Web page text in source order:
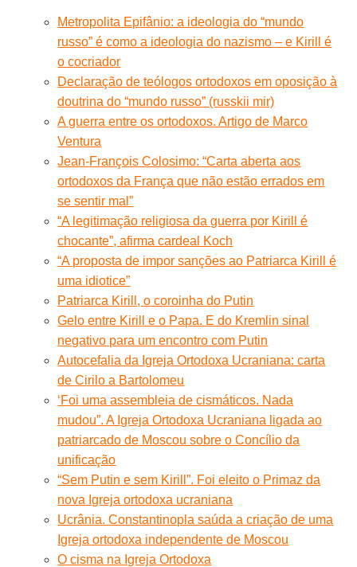
Metropolita Epifânio: a ideologia do “mundo
russo” é como a ideologia do nazismo – e Kirill é
o cocriador
Declaração de teólogos ortodoxos em oposição à
doutrina do “mundo russo” (russkii mir)
A guerra entre os ortodoxos. Artigo de Marco
Ventura
Jean-François Colosimo: “Carta aberta aos
ortodoxos da França que não estão errados em
se sentir mal”
“A legitimação religiosa da guerra por Kirill é
chocante”, afirma cardeal Koch
“A proposta de impor sanções ao Patriarca Kirill é
uma idiotice”
Patriarca Kirill, o coroinha do Putin
Gelo entre Kirill e o Papa. E do Kremlin sinal
negativo para um encontro com Putin
Autocefalia da Igreja Ortodoxa Ucraniana: carta
de Cirilo a Bartolomeu
‘Foi uma assembleia de cismáticos. Nada
mudou”. A Igreja Ortodoxa Ucraniana ligada ao
patriarcado de Moscou sobre o Concílio da
unificação
“Sem Putin e sem Kirill”. Foi eleito o Primaz da
nova Igreja ortodoxa ucraniana
Ucrânia. Constantinopla saúda a criação de uma
Igreja ortodoxa independente de Moscou
O cisma na Igreja Ortodoxa